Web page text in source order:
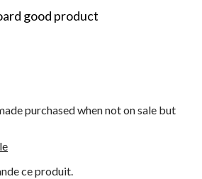
good product
purchased when not on sale but
ce produit.